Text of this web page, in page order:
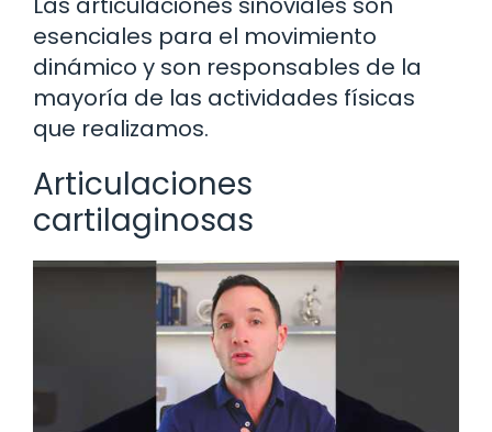
esenciales para el movimiento
dinámico y son responsables de la
mayoría de las actividades físicas
que realizamos.
Articulaciones
cartilaginosas